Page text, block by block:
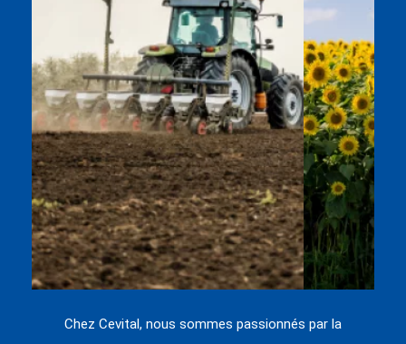
Chez Cevital, nous sommes passionnés par la